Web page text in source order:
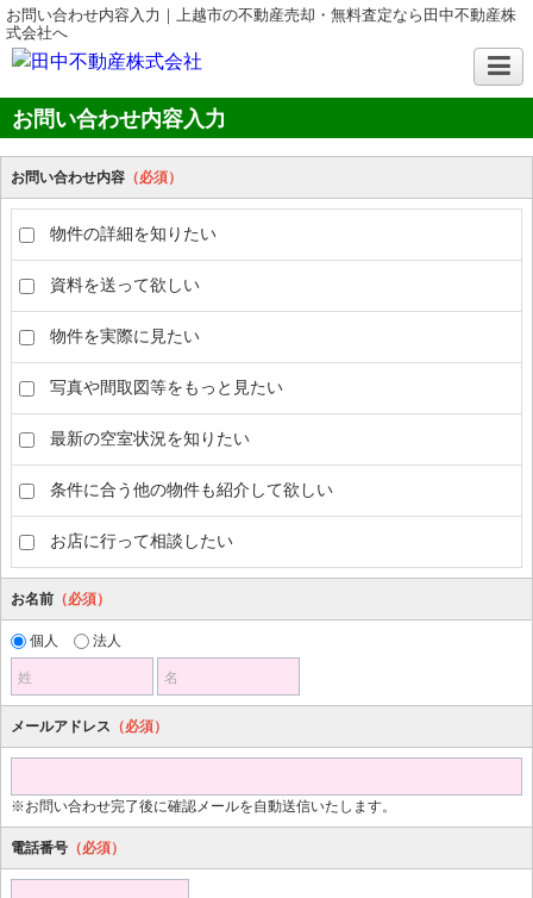
お問い合わせ内容入力｜上越市の不動産売却・無料査定なら田中不動産株
式会社へ
お問い合わせ内容入力
お問い合わせ内容 （必須）
物件の詳細を知りたい
資料を送って欲しい
物件を実際に見たい
写真や間取図等をもっと見たい
最新の空室状況を知りたい
条件に合う他の物件も紹介して欲しい
お店に行って相談したい
お名前 （必須）
個人 法人
姓 名
メールアドレス （必須）
※お問い合わせ完了後に確認メールを自動送信いたします。
電話番号 （必須）